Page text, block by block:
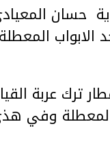
حسان
الابواب
ترك عربة
وفي